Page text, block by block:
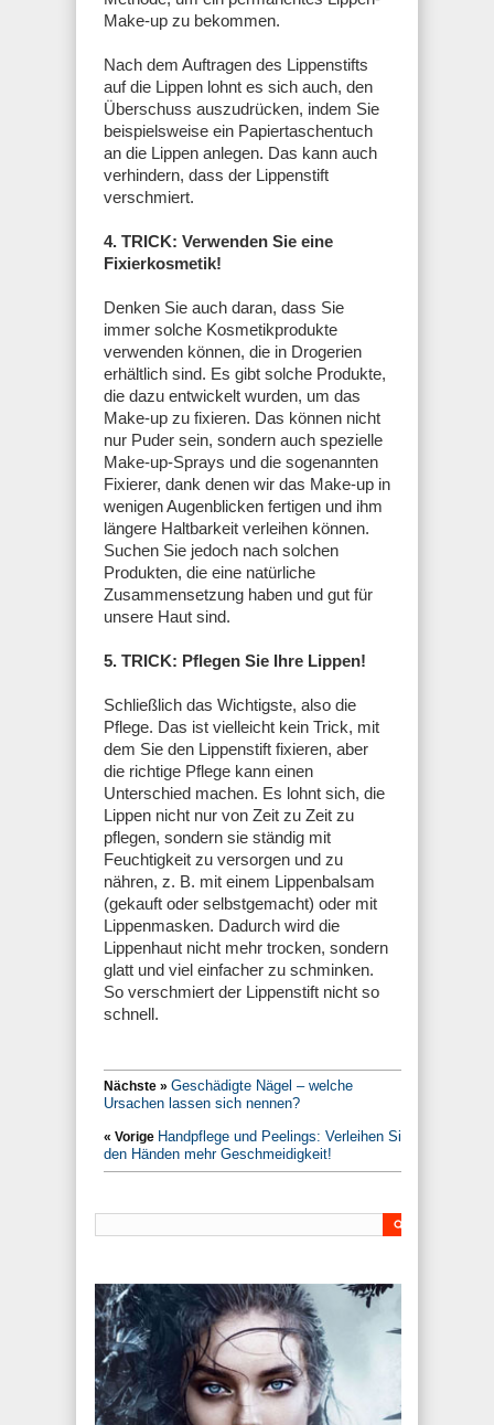
Make-up zu bekommen.
Nach dem Auftragen des Lippenstifts
auf die Lippen lohnt es sich auch, den
Überschuss auszudrücken, indem Sie
beispielsweise ein Papiertaschentuch
an die Lippen anlegen. Das kann auch
verhindern, dass der Lippenstift
verschmiert.
4. TRICK: Verwenden Sie eine
Fixierkosmetik!
Denken Sie auch daran, dass Sie
immer solche Kosmetikprodukte
verwenden können, die in Drogerien
erhältlich sind. Es gibt solche Produkte,
die dazu entwickelt wurden, um das
Make-up zu fixieren. Das können nicht
nur Puder sein, sondern auch spezielle
Make-up-Sprays und die sogenannten
Fixierer, dank denen wir das Make-up in
wenigen Augenblicken fertigen und ihm
längere Haltbarkeit verleihen können.
Suchen Sie jedoch nach solchen
Produkten, die eine natürliche
Zusammensetzung haben und gut für
unsere Haut sind.
5. TRICK: Pflegen Sie Ihre Lippen!
Schließlich das Wichtigste, also die
Pflege. Das ist vielleicht kein Trick, mit
dem Sie den Lippenstift fixieren, aber
die richtige Pflege kann einen
Unterschied machen. Es lohnt sich, die
Lippen nicht nur von Zeit zu Zeit zu
pflegen, sondern sie ständig mit
Feuchtigkeit zu versorgen und zu
nähren, z. B. mit einem Lippenbalsam
(gekauft oder selbstgemacht) oder mit
Lippenmasken. Dadurch wird die
Lippenhaut nicht mehr trocken, sondern
glatt und viel einfacher zu schminken.
So verschmiert der Lippenstift nicht so
schnell.
Nächste » Geschädigte Nägel – welche
Ursachen lassen sich nennen?
« Vorige Handpflege und Peelings: Verleihen Sie
den Händen mehr Geschmeidigkeit!